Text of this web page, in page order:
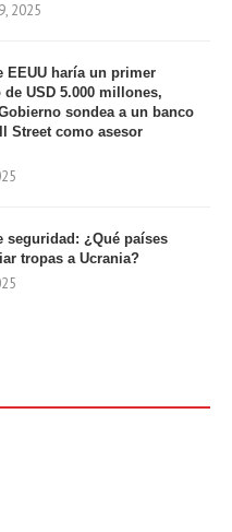
2025
EEUU haría un primer
USD 5.000 millones,
sondea a un banco
Street como asesor
seguridad: ¿Qué países
tropas a Ucrania?